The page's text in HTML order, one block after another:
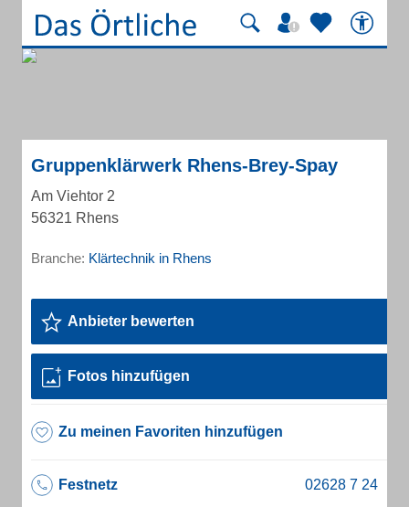
Gruppenklärwerk Rhens-Brey-Spay
Am Viehtor 2
56321 Rhens
Branche: Klärtechnik in Rhens
Anbieter bewerten
Fotos hinzufügen
Zu meinen Favoriten hinzufügen
Festnetz